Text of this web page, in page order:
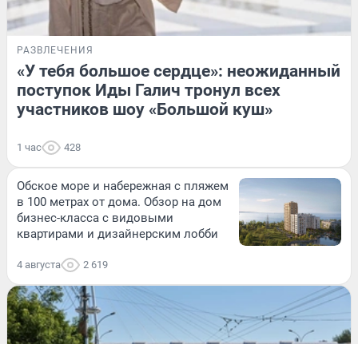
РАЗВЛЕЧЕНИЯ
«У тебя большое сердце»: неожиданный
поступок Иды Галич тронул всех
участников шоу «Большой куш»
1 час 428
Обское море и набережная с пляжем
в 100 метрах от дома. Обзор на дом
бизнес-класса с видовыми
квартирами и дизайнерским лобби
4 августа 2 619